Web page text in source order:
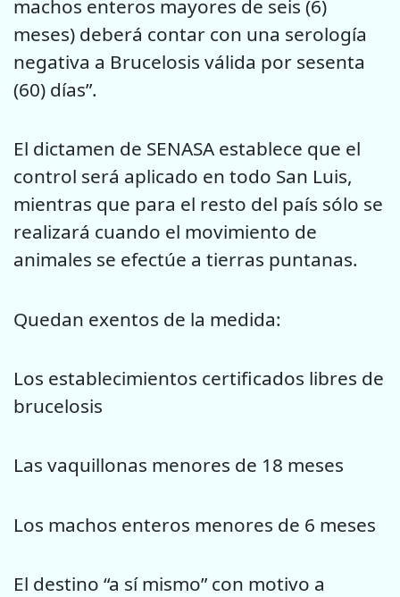
machos enteros mayores de seis (6)
meses) deberá contar con una serología
negativa a Brucelosis válida por sesenta
(60) días”.
El dictamen de SENASA establece que el
control será aplicado en todo San Luis,
mientras que para el resto del país sólo se
realizará cuando el movimiento de
animales se efectúe a tierras puntanas.
Quedan exentos de la medida:
Los establecimientos certificados libres de
brucelosis
Las vaquillonas menores de 18 meses
Los machos enteros menores de 6 meses
El destino “a sí mismo” con motivo a